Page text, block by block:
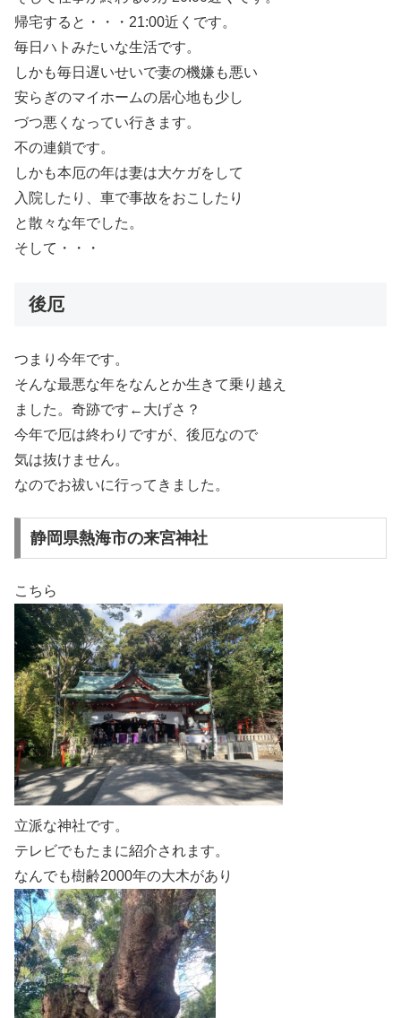
帰宅すると・・・21:00近くです。
毎日ハトみたいな生活です。
しかも毎日遅いせいで妻の機嫌も悪い
安らぎのマイホームの居心地も少し
づつ悪くなってい行きます。
不の連鎖です。
しかも本厄の年は妻は大ケガをして
入院したり、車で事故をおこしたり
と散々な年でした。
そして・・・
後厄
つまり今年です。
そんな最悪な年をなんとか生きて乗り越え
ました。奇跡です←大げさ？
今年で厄は終わりですが、後厄なので
気は抜けません。
なのでお祓いに行ってきました。
静岡県熱海市の来宮神社
こちら
立派な神社です。
テレビでもたまに紹介されます。
なんでも樹齢2000年の大木があり